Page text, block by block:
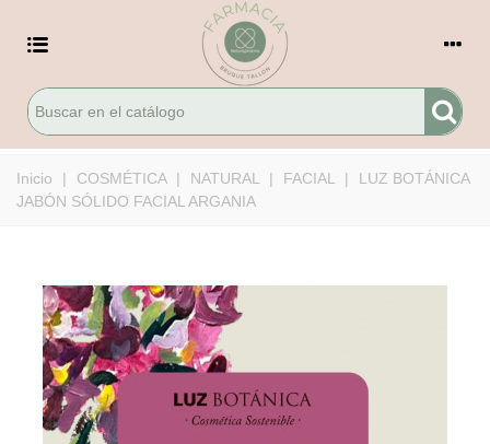
Inicio | COSMÉTICA | NATURAL | FACIAL |
LUZ BOTÁNICA
JABÓN SÓLIDO FACIAL ARGANIA